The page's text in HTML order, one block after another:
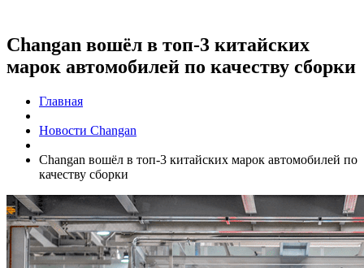
Changan вошёл в топ-3 китайских
марок автомобилей по качеству сборки
Главная
Новости Changan
Changan вошёл в топ-3 китайских марок автомобилей по
качеству сборки